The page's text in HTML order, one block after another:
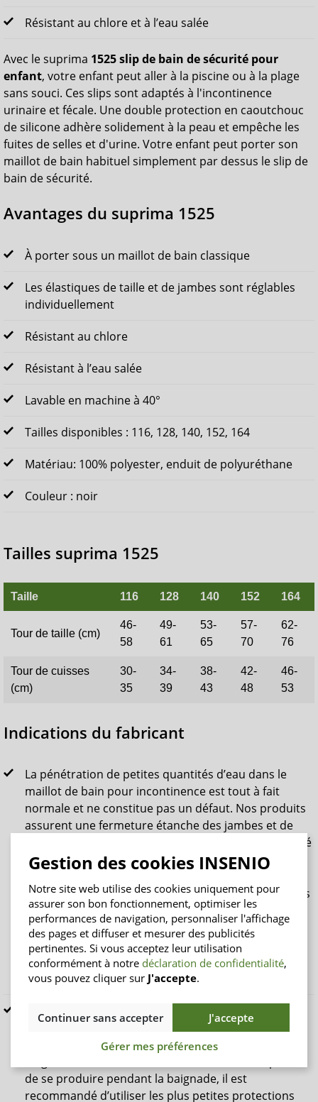
Résistant au chlore et à l’eau salée
Avec le suprima 1525 slip de bain de sécurité pour
enfant, votre enfant peut aller à la piscine ou à la plage
sans souci. Ces slips sont adaptés à l'incontinence
urinaire et fécale. Une double protection en caoutchouc
de silicone adhère solidement à la peau et empêche les
fuites de selles et d'urine. Votre enfant peut porter son
maillot de bain habituel simplement par dessus le slip de
bain de sécurité.
Avantages du suprima 1525
À porter sous un maillot de bain classique
Les élastiques de taille et de jambes sont réglables
individuellement
Résistant au chlore
Résistant à l’eau salée
Lavable en machine à 40°
Tailles disponibles : 116, 128, 140, 152, 164
Matériau: 100% polyester, enduit de polyuréthane
Couleur : noir
Tailles suprima 1525
Taille 116 128 140 152 164
Tour de taille (cm)
46-
58
49-
61
53-
65
57-
70
62-
76
Tour de cuisses
(cm)
30-
35
34-
39
38-
43
42-
48
46-
53
Indications du fabricant
La pénétration de petites quantités d’eau dans le
maillot de bain pour incontinence est tout à fait
normale et ne constitue pas un défaut. Nos produits
assurent une fermeture étanche des jambes et de
l’abdomen grâce à l’incorporation de slips de sécurité
avec des manchettes de jambes réglables à double
anatomiques, il est impossible d’empêcher de petites
quantités d’eau de pénétrer dans le maillot de bain
dans le creux au niveau de la colonne lombaire. En
raison de la pression qui règne sous l’eau, l’eau peut
pénétrer dans le maillot, mais aucun liquide ne
s’échappera dans l’eau.
Dans tous les cas, il est recommandé de vider la
vessie ou les intestins avant le bain et, si possible, de
ne pas porter de doublure de maillot pendant la
de se produire pendant la baignade, il est
recommandé d’utiliser les plus petites protections
Gestion des cookies INSENIO
Notre site web utilise des cookies uniquement pour
assurer son bon fonctionnement, optimiser les
performances de navigation, personnaliser l'affichage
des pages et diffuser et mesurer des publicités
pertinentes. Si vous acceptez leur utilisation
conformément à notre déclaration de confidentialité,
vous pouvez cliquer sur J'accepte.
Continuer sans accepter
J'accepte
Gérer mes préférences